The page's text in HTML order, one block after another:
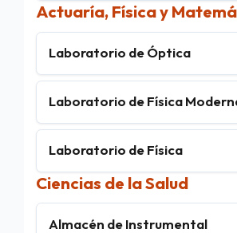
Actuaría, Física y
Laboratorio de Óptica
Laboratorio de Física
Laboratorio de Física
Ciencias de la Salud
Almacén de Instrumental